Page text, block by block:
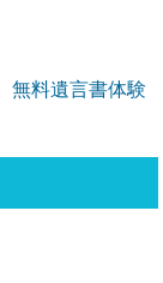
料遺言書体験